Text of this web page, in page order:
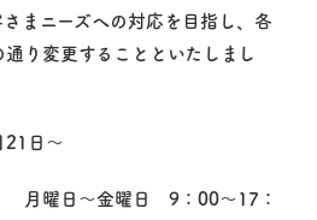
まニーズへの対応を目指し、各
り変更することといたしまし
日～
曜日～金曜日 9：00～17：